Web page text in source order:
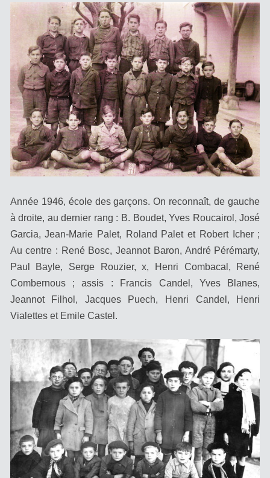
Année 1946, école des garçons. On reconnaît, de gauche
à droite, au dernier rang : B. Boudet, Yves Roucairol, José
Garcia, Jean-Marie Palet, Roland Palet et Robert Icher ;
Au centre : René Bosc, Jeannot Baron, André Pérémarty,
Paul Bayle, Serge Rouzier, x, Henri Combacal, René
Combernous ; assis : Francis Candel, Yves Blanes,
Jeannot Filhol, Jacques Puech, Henri Candel, Henri
Vialettes et Emile Castel.